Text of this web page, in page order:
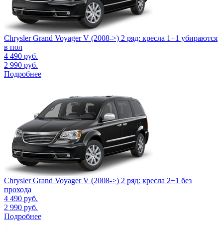
Chrysler Grand Voyager V (2008->) 2 ряд: кресла 1+1 убираются
в пол
4 490 руб.
2 990 руб.
Подробнее
Chrysler Grand Voyager V (2008->) 2 ряд: кресла 2+1 без
прохода
4 490 руб.
2 990 руб.
Подробнее